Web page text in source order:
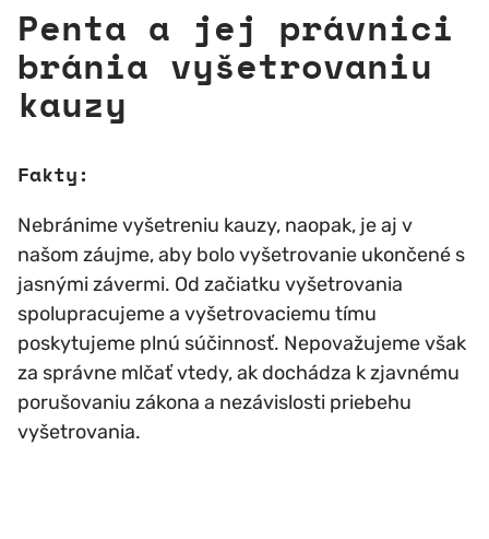
Penta a jej právnici
bránia vyšetrovaniu
kauzy
Fakty:
Nebránime vyšetreniu kauzy, naopak, je aj v
našom záujme, aby bolo vyšetrovanie ukončené s
jasnými závermi. Od začiatku vyšetrovania
spolupracujeme a vyšetrovaciemu tímu
poskytujeme plnú súčinnosť. Nepovažujeme však
za správne mlčať vtedy, ak dochádza k zjavnému
porušovaniu zákona a nezávislosti priebehu
vyšetrovania.